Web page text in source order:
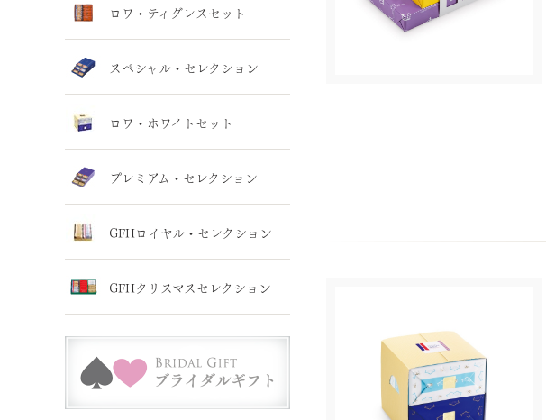
ロワ・ティグレスセット
スペシャル・セレクション
ロワ・ホワイトセット
プレミアム・セレクション
GFHロイヤル・セレクション
GFHクリスマスセレクション